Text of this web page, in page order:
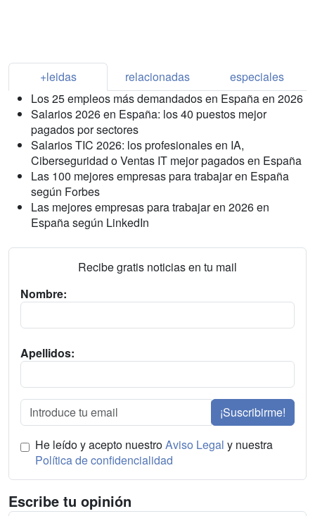
+leidas relacionadas
especiales
Los 25 empleos más demandados en España en 2026
Salarios 2026 en España: los 40 puestos mejor
pagados por sectores
Salarios TIC 2026: los profesionales en IA,
Ciberseguridad o Ventas IT mejor pagados en España
Las 100 mejores empresas para trabajar en España
según Forbes
Las mejores empresas para trabajar en 2026 en
España según LinkedIn
Recibe gratis noticias en tu mail
Nombre:
Apellidos:
¡Suscribirme!
He leído y acepto nuestroAviso Legal y nuestra
Política de confidencialidad
Escribe tu opinión